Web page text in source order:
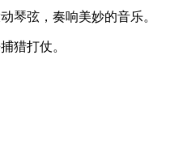
琴弦，奏响美妙的音乐。
猎打仗。